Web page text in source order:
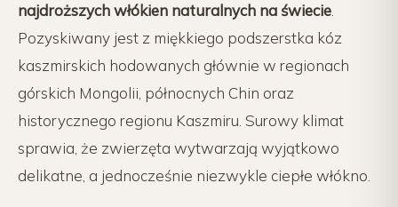
najdroższych włókien naturalnych na świecie
Pozyskiwany jest z miękkiego podszerstka kóz
kaszmirskich hodowanych głównie w regionach
górskich Mongolii, północnych Chin oraz
historycznego regionu Kaszmiru. Surowy klimat
sprawia, że zwierzęta wytwarzają wyjątkowo
delikatne, a jednocześnie niezwykle ciepłe włókno.